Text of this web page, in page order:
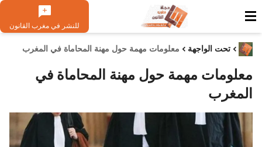
للنشر في مغرب القانون
تحت الواجهة معلومات مهمة حول مهنة المحاماة في المغرب
معلومات مهمة حول مهنة المحاماة في
المغرب